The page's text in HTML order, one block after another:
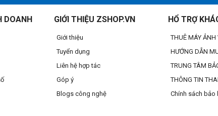
DOANH GIỚI THIỆU ZSHOP.VN
Giới thiệu
Tuyển dụng
Liên hệ hợp tác
Góp ý
Blogs công nghệ
HỔ TRỢ
THUÊ MÁY
HƯỚNG DẪN
TRUNG TÂM
THÔNG TIN
Chính sách bảo